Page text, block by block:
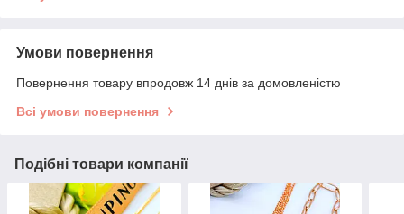
Умови повернення
Повернення товару впродовж 14 днів за домовленістю
Всі умови повернення
Подібні товари компанії